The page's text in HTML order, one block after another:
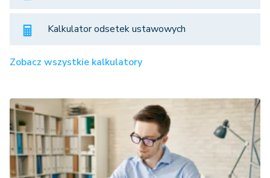
Kalkulator odsetek ustawowych
Zobacz wszystkie kalkulatory